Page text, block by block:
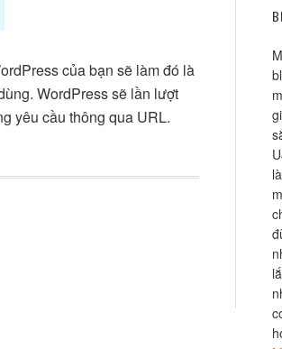
của bạn sẽ làm đó là
WordPress sẽ lần lượt
yêu cầu thông qua URL.